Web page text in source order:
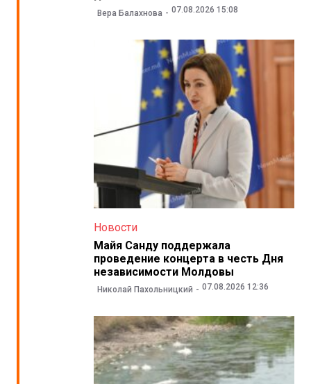
Вера Балахнова 07.08.2026 15:08
Новости
Майя Санду поддержала
проведение концерта в честь Дня
независимости Молдовы
Николай Пахольницкий 07.08.2026 12:36